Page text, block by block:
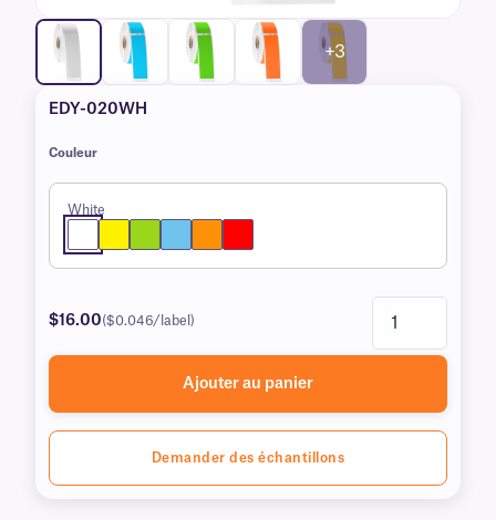
+3
EDY-020WH
Couleur
White
$16.00($0.046/label)
Ajouter au panier
Demander des échantillons